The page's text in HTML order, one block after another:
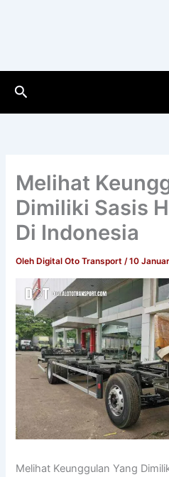
Cari
Melihat
Dimiliki Sasis
Di Indonesia
Oleh Digital Oto Transport/10
Melihat Keunggulan Yang